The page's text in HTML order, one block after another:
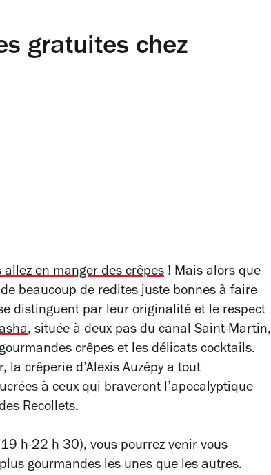
gratuites chez
allez en mangerdes crêpes ! Mais alors que
beaucoup de redites juste bonnes à faire
distinguent par leur originalité et le respect
, située à deux pas du canal Saint-Martin,
crêpes et les délicats cocktails.
crêperie d’Alexis Auzépy a tout
à ceux qui braveront l’apocalyptique
Recollets.
h-22 h 30), vous pourrez venir vous
gourmandes les unes que les autres.